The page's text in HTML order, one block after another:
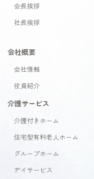
会長挨拶
社長挨拶
会社概要
会社情報
役員紹介
介護サービス
介護付きホーム
住宅型有料老人ホーム
グループホーム
デイサービス